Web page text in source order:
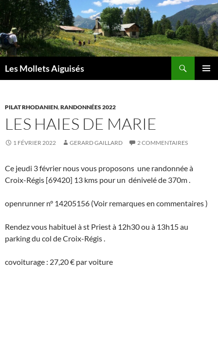
Aller
au
contenu
Les Mollets Aiguisés
PILAT RHODANIEN,RANDONNÉES 2022
LES HAIES DE MARIE
1 FÉVRIER 2022 GERARD GAILLARD 2 COMMENTAIRES
Ce jeudi 3 février nous vous proposons une randonnée à
Croix-Régis [69420] 13 kms pour un dénivelé de 370m .
openrunner n° 14205156 (Voir remarques en commentaires )
Rendez vous habituel à st Priest à 12h30 ou à 13h15 au
parking du col de Croix-Régis .
covoiturage : 27,20 € par voiture